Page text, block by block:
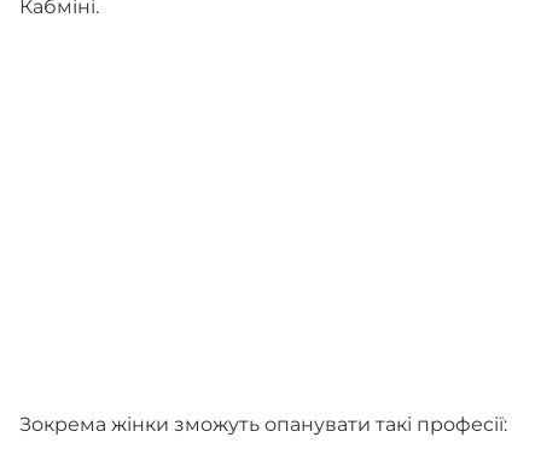
Кабміні.
Зокрема жінки зможуть опанувати такі професії: